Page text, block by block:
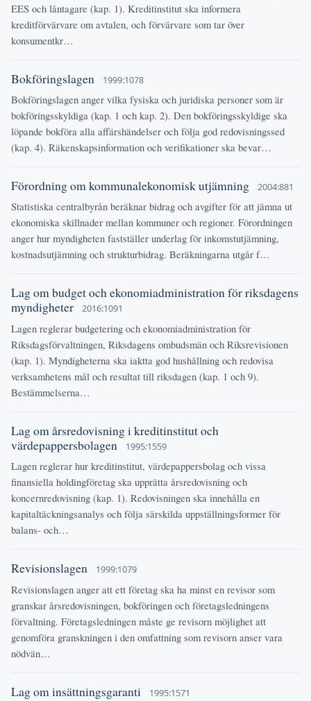
EES och låntagare (kap. 1). Kreditinstitut ska informera
kreditförvärvare om avtalen, och förvärvare som tar över
konsumentkr…
Bokföringslagen 1999:1078
Bokföringslagen anger vilka fysiska och juridiska personer som är
bokföringsskyldiga (kap. 1 och kap. 2). Den bokföringsskyldige ska
löpande bokföra alla affärshändelser och följa god redovisningssed
(kap. 4). Räkenskapsinformation och verifikationer ska bevar…
Förordning om kommunalekonomisk utjämning 2004:881
Statistiska centralbyrån beräknar bidrag och avgifter för att jämna ut
ekonomiska skillnader mellan kommuner och regioner. Förordningen
anger hur myndigheten fastställer underlag för inkomstutjämning,
kostnadsutjämning och strukturbidrag. Beräkningarna utgår f…
Lag om budget och ekonomiadministration för riksdagens
myndigheter
2016:1091
Lagen reglerar budgetering och ekonomiadministration för
Riksdagsförvaltningen, Riksdagens ombudsmän och Riksrevisionen
(kap. 1). Myndigheterna ska iaktta god hushållning och redovisa
verksamhetens mål och resultat till riksdagen (kap. 1 och 9).
Bestämmelserna…
Lag om årsredovisning i kreditinstitut och
värdepappersbolagen
1995:1559
Lagen reglerar hur kreditinstitut, värdepappersbolag och vissa
finansiella holdingföretag ska upprätta årsredovisning och
koncernredovisning (kap. 1). Redovisningen ska innehålla en
kapitaltäckningsanalys och följa särskilda uppställningsformer för
balans- och…
Revisionslagen 1999:1079
Revisionslagen anger att ett företag ska ha minst en revisor som
granskar årsredovisningen, bokföringen och företagsledningens
förvaltning. Företagsledningen måste ge revisorn möjlighet att
genomföra granskningen i den omfattning som revisorn anser vara
nödvän…
Lag om insättningsgaranti 1995:1571